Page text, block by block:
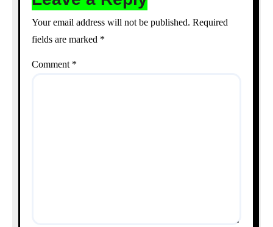
Your email address will not be published. Required
fields are marked *
Comment *